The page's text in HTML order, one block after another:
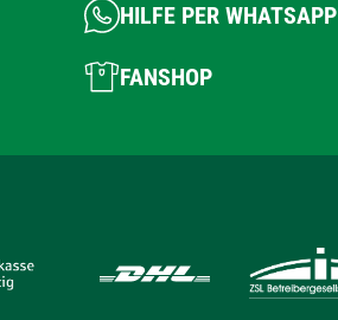
HILFE PER WHATSAPP
FANSHOP